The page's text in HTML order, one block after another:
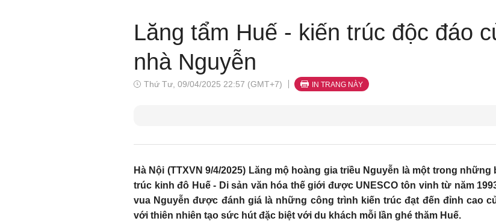
Lăng tẩm Huế - kiến trúc độc đáo
nhà Nguyễn
Thứ Tư, 09/04/2025 22:57 (GMT+7) IN TRANG NÀY
Hà Nội (TTXVN 9/4/2025) Lăng mộ hoàng gia triều Nguyễn là một trong
trúc kinh đô Huế - Di sản văn hóa thế giới được UNESCO tôn vinh từ năm
vua Nguyễn được đánh giá là những công trình kiến trúc đạt đến đỉnh cao
với thiên nhiên tạo sức hút đặc biệt với du khách mỗi lần ghé thăm Huế.